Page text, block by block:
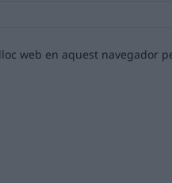
web en aquest navegador